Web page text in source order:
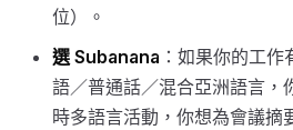
位）。
選 Subanana ：如果你的工
語／普通話／混合亞洲語言，
時多語言活動，你想為會議摘